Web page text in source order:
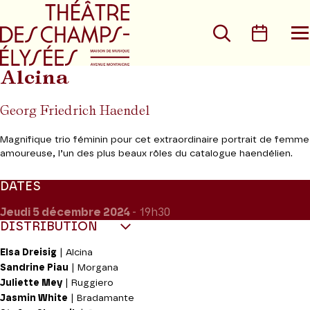
Aller au menu principal
Rechercher
Alcina
Georg Friedrich Haendel
Magnifique trio féminin pour cet extraordinaire portrait de femme
amoureuse, l’un des plus beaux rôles du catalogue haendélien.
DATES
Jeudi 5 décembre 2024 - 19h30
DISTRIBUTION
Elsa Dreisig | Alcina
Sandrine Piau | Morgana
Juliette Mey | Ruggiero
Jasmin White | Bradamante